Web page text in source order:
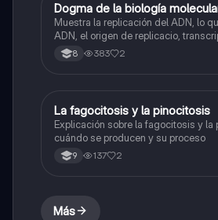
Biologia
Dogma de la biología
Muestra la replicación del ADN, lo que compone el
ADN, el origen de replicacio,
ARN y traducción de ARN a proteína.
8 383 2
Biologia
La fagocitosis y la pinocitosis
Explicación sobre la fagocitosis y la
cuándo se producen y su proceso
9 137 2
Más